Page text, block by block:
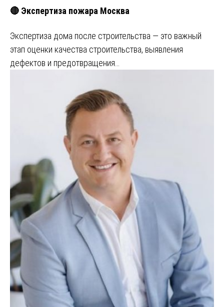
🔴 Экспертиза пожара Москва
Экспертиза дома после строительства — это важный
этап оценки качества строительства, выявления
дефектов и предотвращения…